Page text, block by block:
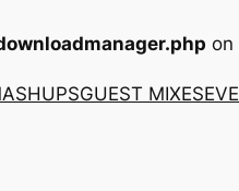
on
GUEST MIXES